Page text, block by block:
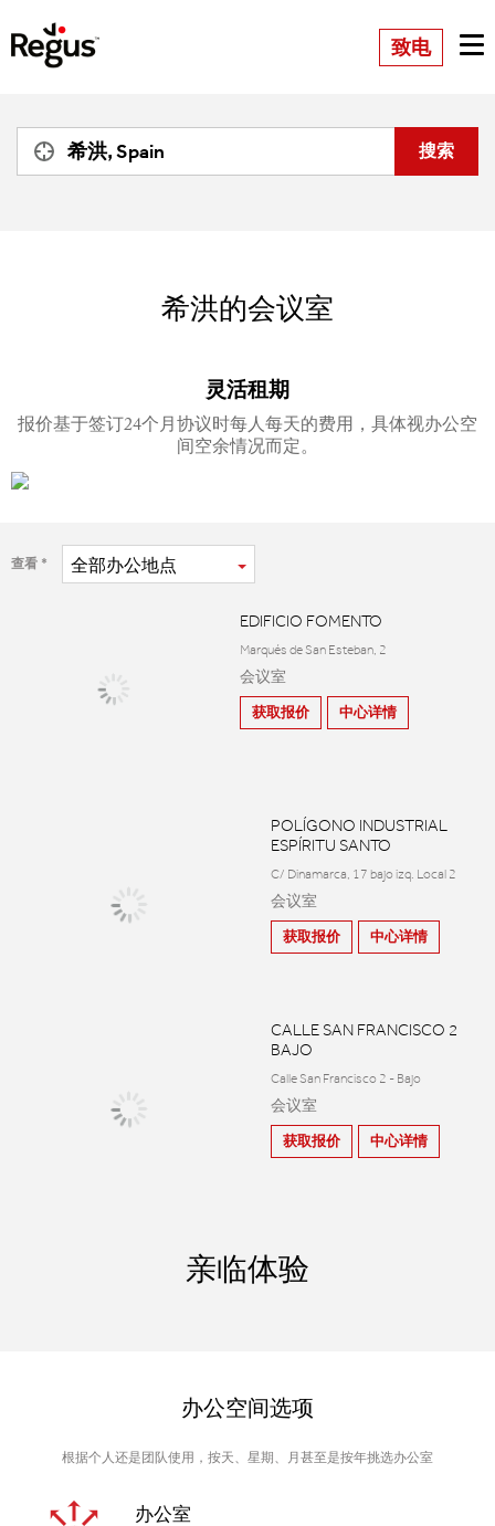
致电
希洪的会议室
灵活租期
报价基于签订24个月协议时每人每天的费用，具体视办公空
间空余情况而定。
查看 全部办公地点
EDIFICIO FOMENTO
Marqués de San Esteban, 2
会议室
获取报价 中心详情
POLÍGONO INDUSTRIAL
ESPÍRITU SANTO
C/ Dinamarca, 17 bajo izq. Local 2
会议室
获取报价 中心详情
CALLE SAN FRANCISCO 2
BAJO
Calle San Francisco 2 - Bajo
会议室
获取报价 中心详情
亲临体验
办公空间选项
根据个人还是团队使用，按天、星期、月甚至是按年挑选办公室
办公室